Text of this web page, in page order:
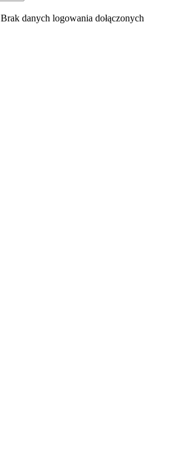
Brak danych logowania dołączonych